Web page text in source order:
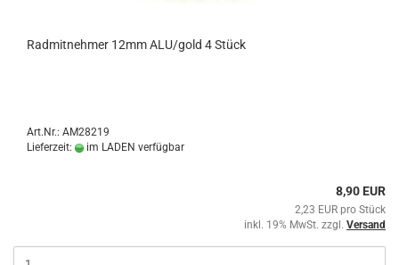
Radmitnehmer 12mm ALU/gold 4 Stück
Art.Nr.: AM28219
Lieferzeit:
im LADEN verfügbar
8,90 EUR
2,23 EUR pro Stück
inkl. 19% MwSt. zzgl. Versand